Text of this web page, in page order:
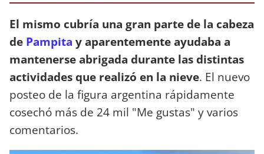
El mismo cubría una gran parte de la cabeza
de Pampita y aparentemente ayudaba a
mantenerse abrigada durante las distintas
actividades que realizó en la nieve. El nuevo
posteo de la figura argentina rápidamente
cosechó más de 24 mil "Me gustas" y varios
comentarios.